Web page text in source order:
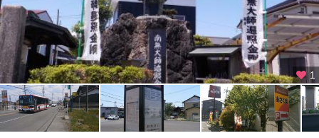
1